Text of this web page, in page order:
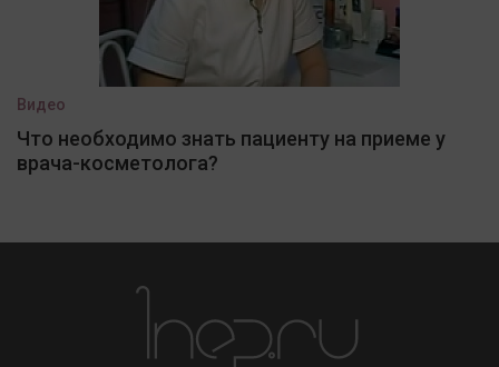
Видео
Что необходимо знать пациенту на приеме у
врача-косметолога?